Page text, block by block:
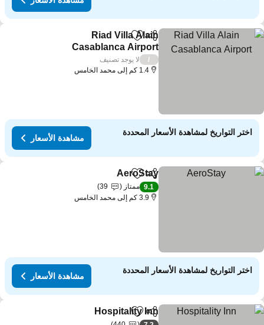
مشاركةAdd to favorites
Riad Villa Alain
Casablanca Airport
لا يوجد تصنيف
1.4 كم إلى محمد الخامس
اختر التواريخ لمشاهدة الأسعار المحددة
مشاهدة الأسعار
مشاركةAdd to favorites
AeroStay
9.1 ممتاز
39
3.9 كم إلى محمد الخامس
اختر التواريخ لمشاهدة الأسعار المحددة
مشاهدة الأسعار
مشاركةAdd to favorites
Hospitality Inn